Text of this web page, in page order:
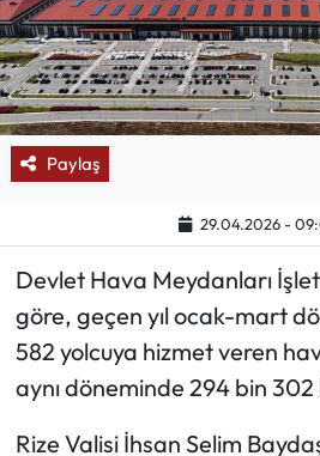
Paylaş
29.04.2026 -
Devlet Hava Meydanları
göre, geçen yıl ocak-mart
582 yolcuya hizmet veren
aynı döneminde 294 bin 302
Rize Valisi İhsan Selim
Manşet
Köşe Yazıları
Karikatür Galeri
ASTROLOJİ
Spor Yazıları
Mektup Galeri